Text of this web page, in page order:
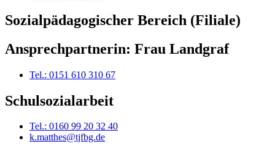
Sozialpädagogischer Bereich (Filiale)
Ansprechpartnerin: Frau Landgraf
Tel.: 0151 610 310 67
Schulsozialarbeit
Tel.: 0160 99 20 32 40
k.matthes@tjfbg.de